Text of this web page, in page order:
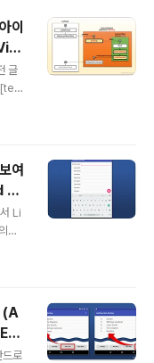
이
글
[text
옵
이
여
Li
Li
한
구
에
이
니
(A
로